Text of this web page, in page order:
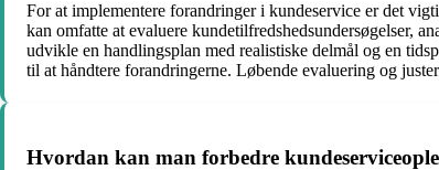
For at implementere forandringer i kundeservice er det
kan omfatte at evaluere kundetilfredshedsundersøgelser,
udvikle en handlingsplan med realistiske delmål og en
til at håndtere forandringerne. Løbende evaluering og
Hvordan kan man forbedre